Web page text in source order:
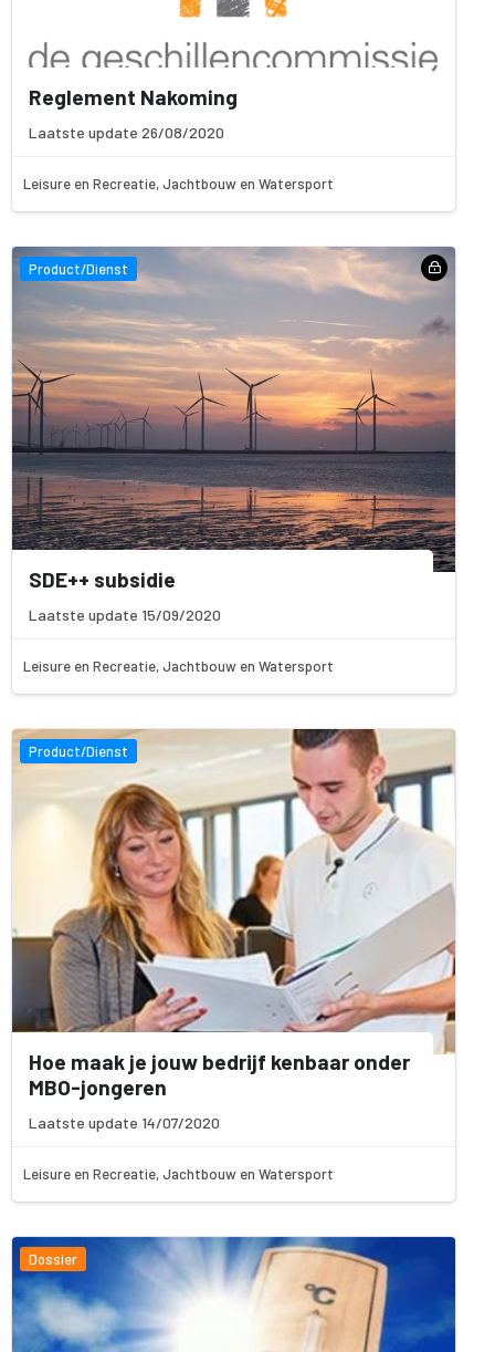
Reglement Nakoming
Laatste update 26/08/2020
Leisure en Recreatie, Jachtbouw en Watersport
Product/Dienst
SDE++ subsidie
Laatste update 15/09/2020
Leisure en Recreatie, Jachtbouw en Watersport
Product/Dienst
Hoe maak je jouw bedrijf kenbaar onder
MBO-jongeren
Laatste update 14/07/2020
Leisure en Recreatie, Jachtbouw en Watersport
Dossier